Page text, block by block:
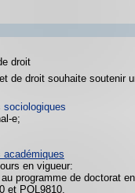
droit
de droit souhaite
sociologiques
e;
académiques
en vigueur:
au programme de doctorat
et POL9810.